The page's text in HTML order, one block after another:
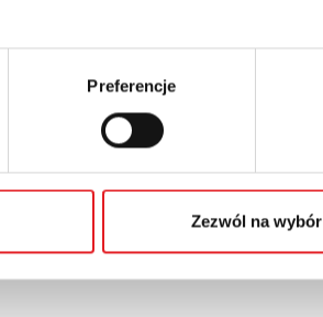
Preferencje
Zezwól na wybór